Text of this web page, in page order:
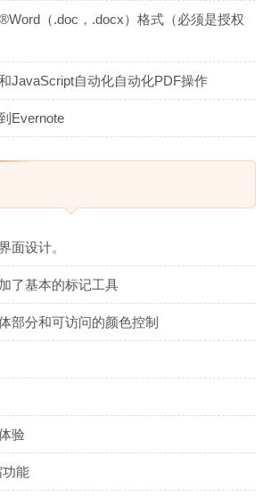
（.doc，.docx）格式（必须是授权
JavaScript自动化自动化PDF操作
Evernote
面设计。
了基本的标记工具
部分和可访问的颜色控制
验
功能